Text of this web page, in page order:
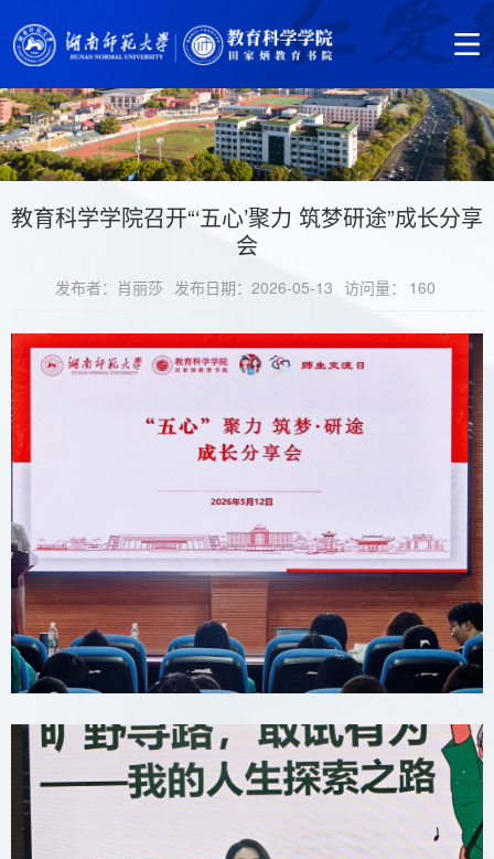
教育科学学院召开“‘五心’聚力 筑梦研途”成长分享
会
发布者：肖丽莎 发布日期：2026-05-13 访问量： 160